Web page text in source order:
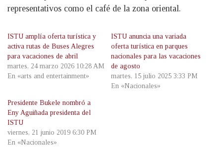
representativos como el café de la zona oriental.
ISTU amplía oferta turística y
activa rutas de Buses Alegres
para vacaciones de abril
martes, 24 marzo 2026 10:28 AM
En «arts and entertainment»
ISTU anuncia una variada
oferta turística en parques
nacionales para las vacaciones
de agosto
martes, 15 julio 2025 3:33 PM
En «Nacionales»
Presidente Bukele nombró a
Eny Aguiñada presidenta del
ISTU
viernes, 21 junio 2019 6:30 PM
En «Nacionales»